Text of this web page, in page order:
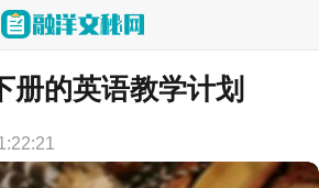
置： 首页 > 教学资源
册的英语教学计划